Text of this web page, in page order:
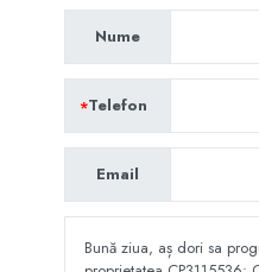
Nume
Telefon
Email